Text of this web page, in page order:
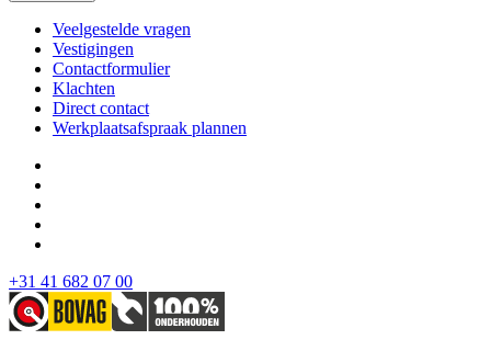
Veelgestelde vragen
Vestigingen
Contactformulier
Klachten
Direct contact
Werkplaatsafspraak plannen
+31 41 682 07 00